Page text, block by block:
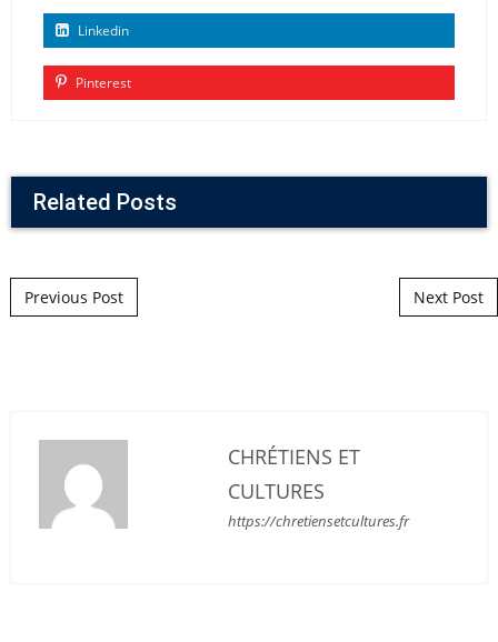
Linkedin
Pinterest
Related Posts
Post navigation
Previous Post Next Post
CHRÉTIENS ET
CULTURES
https://chretiensetcultures.fr